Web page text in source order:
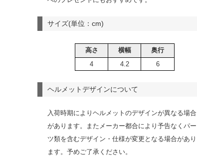
サイズ(単位：cm)
高さ 横幅
奥行
4
4.2 6
ヘルメットデザインについて
入荷時期によりヘルメットのデザインが異なる場合
があります。またメーカー都合により予告なくパー
ツ類を含むデザイン・仕様が変更となる場合があり
ます。予めご了承ください。